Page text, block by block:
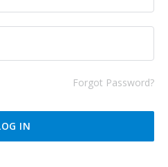
Forgot Password?